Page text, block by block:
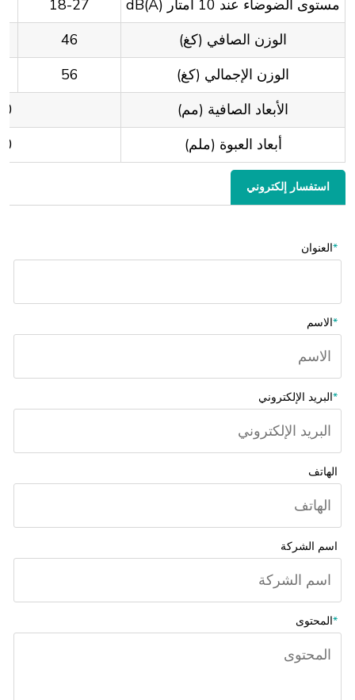
مستوى الضوضاء عند 10 أمتار dB(A)
18-27
الوزن الصافي (كغ)
46
الوزن الإجمالي (كغ)
56
الأبعاد الصافية (مم)
أبعاد العبوة (ملم)
استفسار إلكتروني
*العنوان
*الاسم
*البريد الإلكتروني
الهاتف
اسم الشركة
*المحتوى